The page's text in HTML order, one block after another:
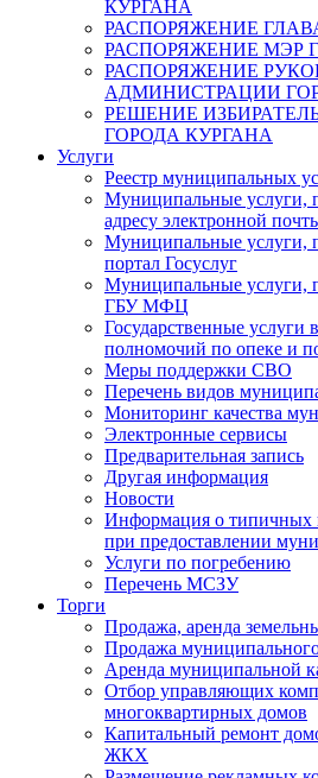
КУРГАНА
РАСПОРЯЖЕНИЕ
РАСПОРЯЖЕНИЕ МЭР
РАСПОРЯЖЕНИЕ
АДМИНИСТРАЦИИ
РЕШЕНИЕ
ГОРОДА КУРГАНА
Услуги
Реестр муниципальных
Муниципальные услуги,
адресу электронной
Муниципальные услуги,
портал Госуслуг
Муниципальные услуги,
ГБУ МФЦ
Государственные услуги
полномочий по опеке и
Меры поддержки СВО
Перечень видов
Мониторинг качества
Электронные сервисы
Предварительная запись
Другая информация
Новости
Информация о типичных
при предоставлении
Услуги по погребению
Перечень МСЗУ
Торги
Продажа, аренда
Продажа
Аренда муниципальной
Отбор управляющих
многоквартирных домов
Капитальный ремонт
ЖКХ